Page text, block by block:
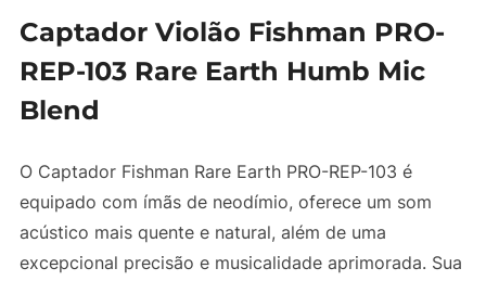
Captador Violão Fishman PRO-
REP-103 Rare Earth Humb Mic
Blend
O Captador Fishman Rare Earth PRO-REP-103 é
equipado com ímãs de neodímio, oferece um som
acústico mais quente e natural, além de uma
excepcional precisão e musicalidade aprimorada. Sua